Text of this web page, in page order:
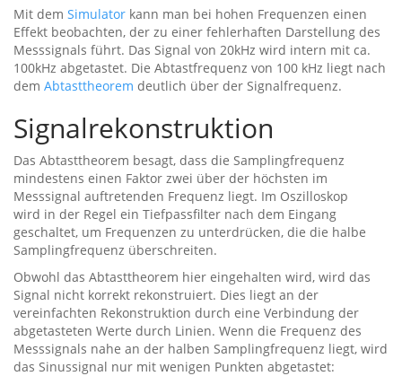
Mit dem Simulator kann man bei hohen Frequenzen einen
Effekt beobachten, der zu einer fehlerhaften Darstellung des
Messsignals führt. Das Signal von 20kHz wird intern mit ca.
100kHz abgetastet. Die Abtastfrequenz von 100 kHz liegt nach
dem Abtasttheorem deutlich über der Signalfrequenz.
Signalrekonstruktion
Das Abtasttheorem besagt, dass die Samplingfrequenz
mindestens einen Faktor zwei über der höchsten im
Messsignal auftretenden Frequenz liegt. Im Oszilloskop
wird in der Regel ein Tiefpassfilter nach dem Eingang
geschaltet, um Frequenzen zu unterdrücken, die die halbe
Samplingfrequenz überschreiten.
Obwohl das Abtasttheorem hier eingehalten wird, wird das
Signal nicht korrekt rekonstruiert. Dies liegt an der
vereinfachten Rekonstruktion durch eine Verbindung der
abgetasteten Werte durch Linien. Wenn die Frequenz des
Messsignals nahe an der halben Samplingfrequenz liegt, wird
das Sinussignal nur mit wenigen Punkten abgetastet: